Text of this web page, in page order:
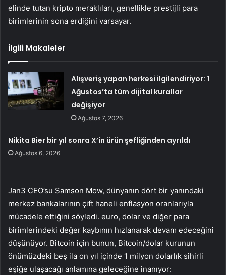
elinde tutan kripto meraklıları, genellikle prestijli para
birimlerinin sona erdiğini varsayar.
İlgili Makaleler
Alışveriş yapan herkesi ilgilendiriyor: 1
Ağustos’ta tüm dijital kurallar
değişiyor
Ağustos 7, 2026
Nikita Bier bir yıl sonra X’in ürün şefliğinden ayrıldı
Ağustos 6, 2026
Jan3 CEO’su Samson Mow, dünyanın dört bir yanındaki
merkez bankalarının çift haneli enflasyon oranlarıyla
mücadele ettiğini söyledi. euro, dolar ve diğer para
birimlerindeki değer kaybının hızlanarak devam edeceğini
düşünüyor. Bitcoin için bunun, Bitcoin/dolar kurunun
önümüzdeki beş ila on yıl içinde 1 milyon dolarlık sihirli
eşiğe ulaşacağı anlamına geleceğine inanıyor: